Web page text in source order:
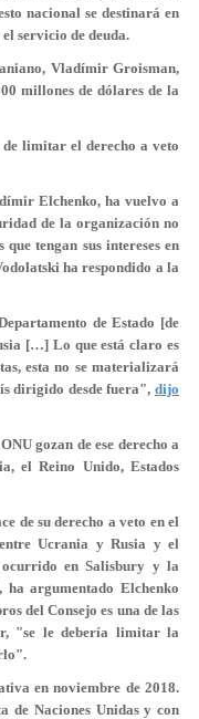
nacional se destinará en
servicio de deuda.
Vladímir Groisman,
millones de dólares de la
de limitar el derecho a veto
Elchenko, ha vuelvo a
de la organización no
tengan sus intereses en
ha respondido a la
de Estado [de
[…] Lo que está claro es
esta no se materializará
dirigido desde fuera", dijo
gozan de ese derecho a
el Reino Unido, Estados
de su derecho a veto en el
Ucrania y Rusia y el
en Salisbury y la
argumentado Elchenko
del Consejo es una de las
"se le debería limitar la
en noviembre de 2018.
de Naciones Unidas y con